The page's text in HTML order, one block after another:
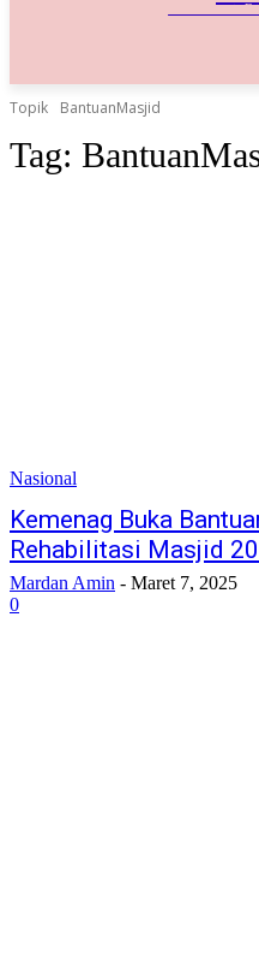
Referensi
Topik BantuanMasjid
Tag:
Nasional
Kemenag Buka
Rehabilitasi Masjid
Mardan Amin - Maret 7, 2025
0